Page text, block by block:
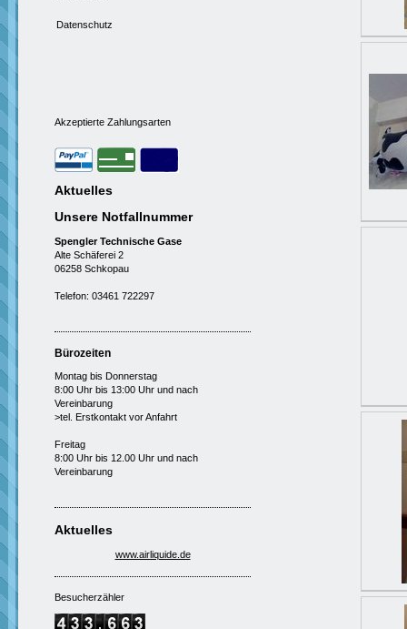
Datenschutz
Akzeptierte Zahlungsarten
Aktuelles
Unsere Notfallnummer
Spengler Technische Gase
Alte Schäferei 2
06258 Schkopau
Telefon: 03461 722297
Bürozeiten
Montag bis Donnerstag
8:00 Uhr bis 13:00 Uhr und nach
Vereinbarung
>tel. Erstkontakt vor Anfahrt
Freitag
8:00 Uhr bis 12.00 Uhr und nach
Vereinbarung
Aktuelles
www.airliquide.de
Besucherzähler